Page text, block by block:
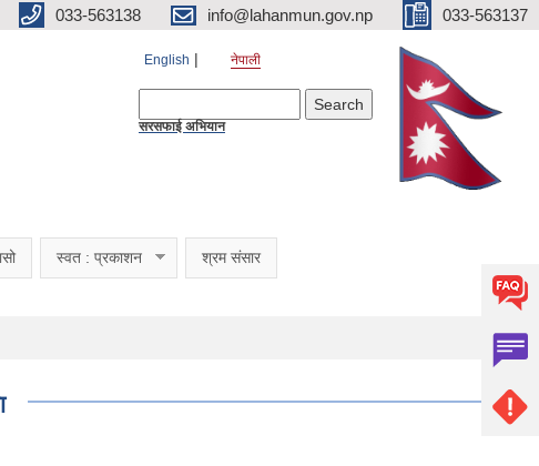
033-563138 info@lahanmun.gov.np 033-563137
English नेपाली
सरसफाई अभियान
स्वत : प्रकाशन श्रम संसार